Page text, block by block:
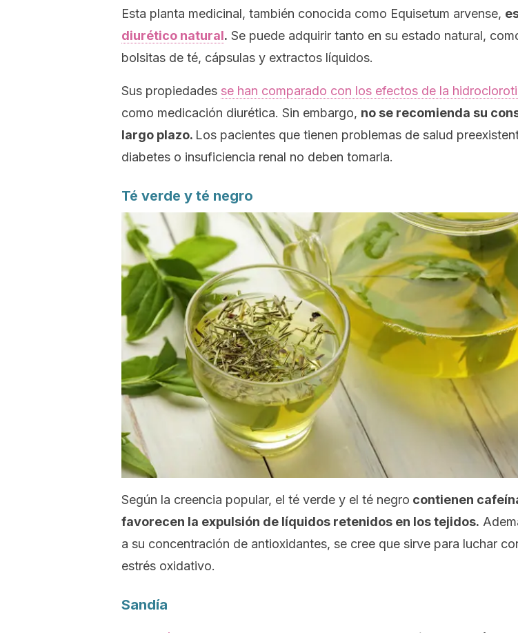
Esta planta medicinal, también conocida como Equisetum arvense,
diurético natural. Se puede adquirir tanto en su estado natural,
bolsitas de té, cápsulas y extractos líquidos.
Sus propiedades se han comparado con los efectos de la
como medicación diurética. Sin embargo, no se recomienda su
largo plazo. Los pacientes que tienen problemas de salud
diabetes o insuficiencia renal no deben tomarla.
Té verde y té negro
Según la creencia popular, el té verde y el té negro contienen
favorecen la expulsión de líquidos retenidos en los tejidos.
a su concentración de antioxidantes, se cree que sirve para luchar
estrés oxidativo.
Sandía